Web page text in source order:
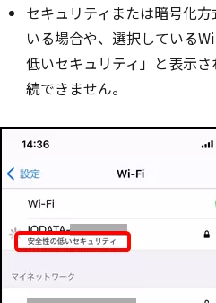
セキュリティまたは暗号化
いる場合や、選択している
低いセキュリティ」と表示
続できません。